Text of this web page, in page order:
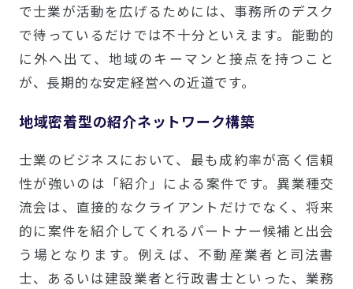
で士業が活動を広げるためには、事務所のデスク
で待っているだけでは不十分といえます。能動的
に外へ出て、地域のキーマンと接点を持つこと
が、長期的な安定経営への近道です。
地域密着型の紹介ネットワーク構築
士業のビジネスにおいて、最も成約率が高く信頼
性が強いのは「紹介」による案件です。異業種交
流会は、直接的なクライアントだけでなく、将来
的に案件を紹介してくれるパートナー候補と出会
う場となります。例えば、不動産業者と司法書
士、あるいは建設業者と行政書士といった、業務